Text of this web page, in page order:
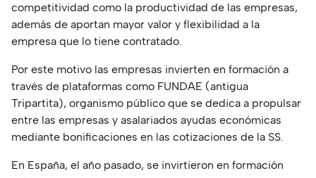
competitividad como la productividad de las empresas,
además de aportan mayor valor y flexibilidad a la
empresa que lo tiene contratado.
Por este motivo las empresas invierten en formación a
través de plataformas como FUNDAE (antigua
Tripartita), organismo público que se dedica a propulsar
entre las empresas y asalariados ayudas económicas
mediante bonificaciones en las cotizaciones de la SS.
En España, el año pasado, se invirtieron en formación